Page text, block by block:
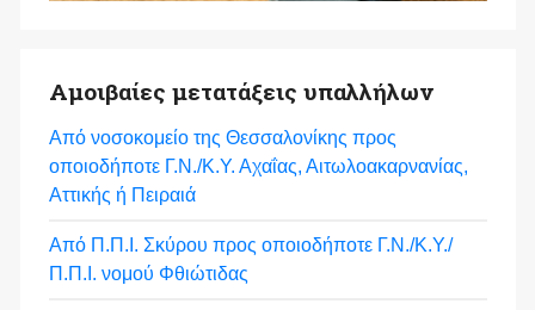
Αμοιβαίες μετατάξεις υπαλλήλων
Από νοσοκομείο της Θεσσαλονίκης προς
οποιοδήποτε Γ.Ν./Κ.Υ. Αχαΐας, Αιτωλοακαρνανίας,
Αττικής ή Πειραιά
Από Π.Π.Ι. Σκύρου προς οποιοδήποτε Γ.Ν./Κ.Υ./
Π.Π.Ι. νομού Φθιώτιδας